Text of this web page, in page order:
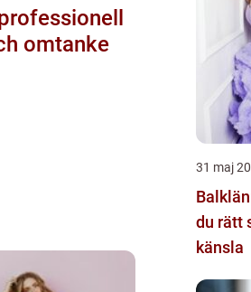
omtanke
31 maj
du rätt
känsla